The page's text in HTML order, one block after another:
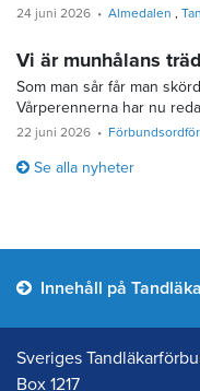
24 juni 2026 Almedalen
Vi är munhålans
Som man sår får man
Vårperennerna har nu
22 juni 2026
Se alla nyheter
Innehåll på
Sveriges
Box 1217